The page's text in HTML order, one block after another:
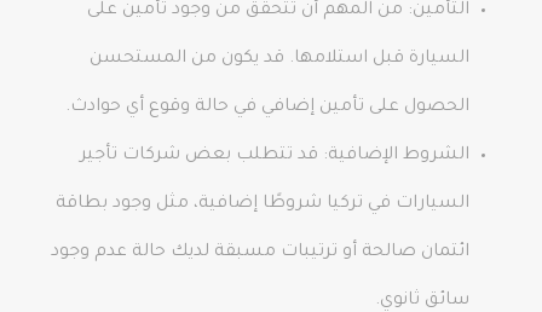
التأمين: من المهم أن تتحقق من وجود تأمين على
السيارة قبل استلامها. قد يكون من المستحسن
الحصول على تأمين إضافي في حالة وقوع أي حوادث.
الشروط الإضافية: قد تتطلب بعض شركات تأجير
السيارات في تركيا شروطًا إضافية، مثل وجود بطاقة
ائتمان صالحة أو ترتيبات مسبقة لديك حالة عدم وجود
سائق ثانوي.